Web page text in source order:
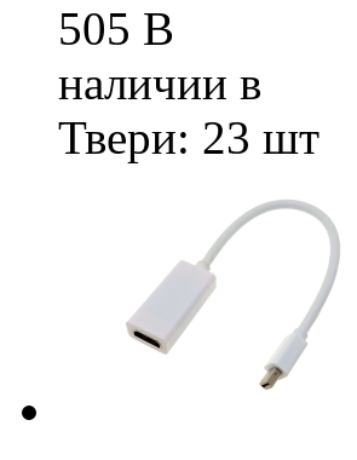
505 В
наличии в
Твери: 23 шт